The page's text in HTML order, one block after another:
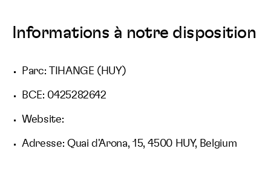
Informations à notre disposition
Parc: TIHANGE (HUY)
BCE: 0425282642
Website:
Adresse: Quai d'Arona, 15, 4500 HUY, Belgium